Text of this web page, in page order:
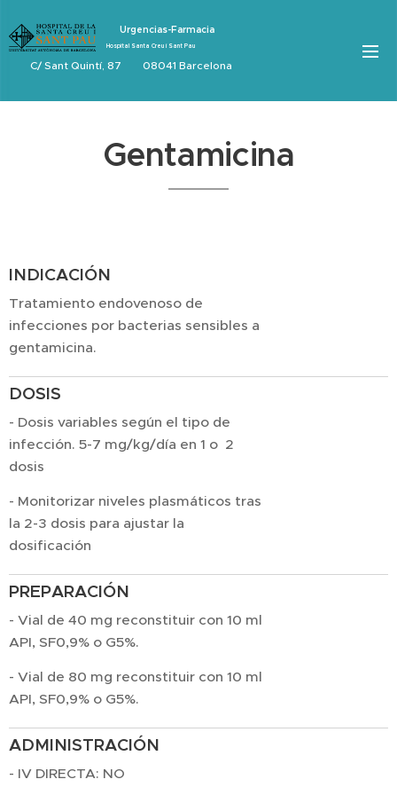
Urgencias-Farmacia
Hospital Santa Creu i Sant Pau
C/ Sant Quintí, 87 08041 Barcelona
Gentamicina
INDICACIÓN
Tratamiento endovenoso de
infecciones por bacterias sensibles a
gentamicina.
DOSIS
- Dosis variables según el tipo de
infección. 5-7 mg/kg/día en 1 o 2
dosis
- Monitorizar niveles plasmáticos tras
la 2-3 dosis para ajustar la
dosificación
PREPARACIÓN
- Vial de 40 mg reconstituir con 10 ml
API, SF0,9% o G5%.
- Vial de 80 mg reconstituir con 10 ml
API, SF0,9% o G5%.
ADMINISTRACIÓN
- IV DIRECTA: NO